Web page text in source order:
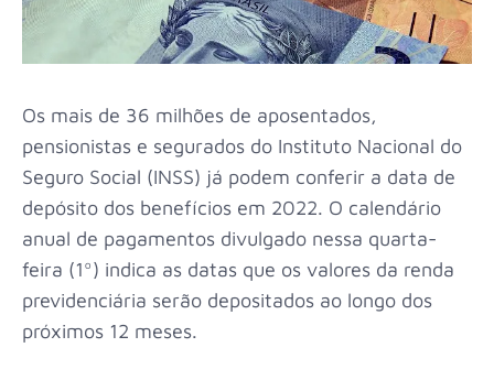
Os mais de 36 milhões de aposentados,
pensionistas e segurados do Instituto Nacional do
Seguro Social (INSS) já podem conferir a data de
depósito dos benefícios em 2022. O calendário
anual de pagamentos divulgado nessa quarta-
feira (1º) indica as datas que os valores da renda
previdenciária serão depositados ao longo dos
próximos 12 meses.